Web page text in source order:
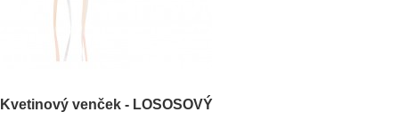
Kvetinový venček - LOSOSOVÝ